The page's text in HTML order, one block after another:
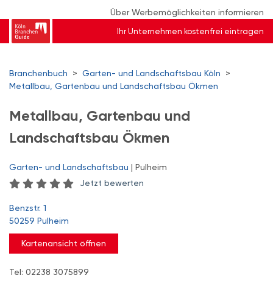
Über Werbemöglichkeiten informieren
Ihr Unternehmen kostenfrei eintragen
Branchenbuch > Garten- und Landschaftsbau Köln
>
Metallbau, Gartenbau und Landschaftsbau Ökmen
Metallbau, Gartenbau und
Landschaftsbau Ökmen
Garten- und Landschaftsbau | Pulheim
Jetzt bewerten
Benzstr. 1
50259 Pulheim
Kartenansicht öffnen
Tel: 02238 3075899